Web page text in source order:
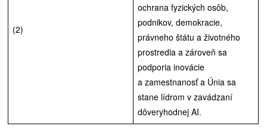
(2)
ochrana fyzických osôb,
podnikov, demokracie,
právneho štátu a životného
prostredia a zároveň sa
podporia inovácie
a zamestnanosť a Únia sa
stane lídrom v zavádzaní
dôveryhodnej AI.